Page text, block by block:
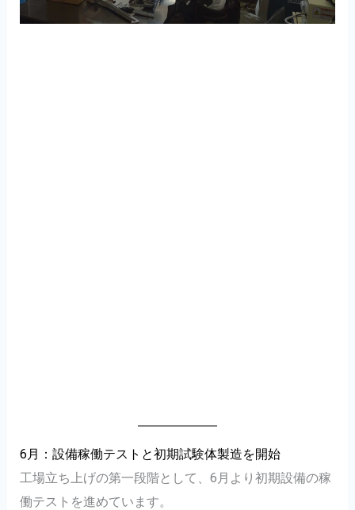
6月：設備稼働テストと初期試験体製造を開始
工場立ち上げの第一段階として、6月より初期設備の稼
働テストを進めています。